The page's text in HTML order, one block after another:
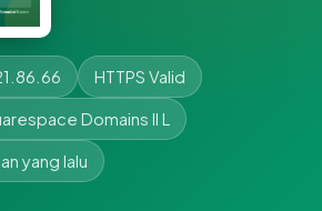
HTTPS Valid
Domains II L
yang lalu